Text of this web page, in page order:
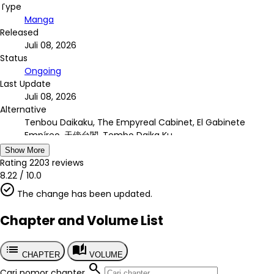
Type
Manga
Released
Juli 08, 2026
Status
Ongoing
Last Update
Juli 08, 2026
Alternative
Tenbou Daikaku, The Empyreal Cabinet, El Gabinete
Empíreo, 天傍台閣, Tembo Daika Ku
Country
Jepang
Author
Artist
Chapter
Published
2024
Show More
Rating 2203 reviews
8.22 / 10.0
The change has been updated.
Chapter and Volume List
list CHAPTER auto_stories VOLUME
search